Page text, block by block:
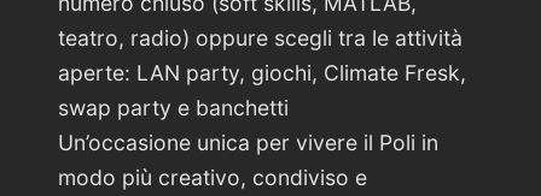
teatro, radio) oppure scegli tra le attività
aperte: LAN party, giochi, Climate Fresk,
swap party e banchetti
Un’occasione unica per vivere il Poli in
modo più creativo, condiviso e